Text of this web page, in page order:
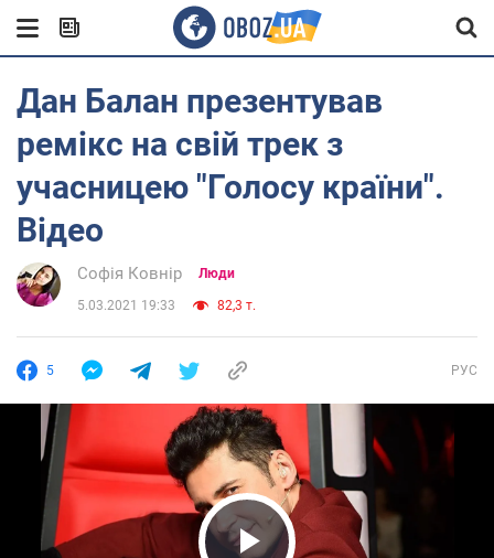
Дан Балан презентував
ремікс на свій трек з
учасницею "Голосу країни".
Відео
Софія Ковнір Люди
5.03.2021 19:33 82,3 т.
5 РУС